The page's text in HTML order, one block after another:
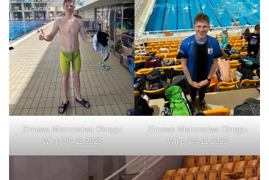
Zimowe Mistrzostwa Okręgu
Wlkp 3/4.11.2023
Zimowe Mistrzostwa Okręgu
Wlkp 3/4.11.2023